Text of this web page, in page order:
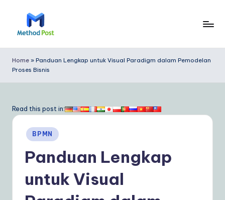
e
t
o
Home » Panduan Lengkap untuk Visual Paradigm dalam Pemodelan
Proses Bisnis
Read this post in:
Posted
in
BPMN
Panduan Lengkap
untuk Visual